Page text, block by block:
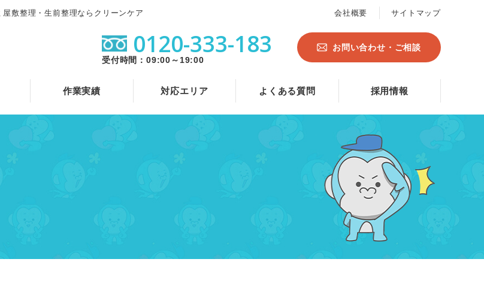
敷整理・生前整理ならクリーンケア 会社概要 サイトマップ
0120-333-183
受付時間：09:00～19:00
お問い合わせ・ご相談
作業実績 対応エリア よくある質問 採用情報